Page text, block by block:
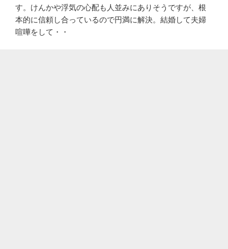
す。けんかや浮気の心配も人並みにありそうですが、根
本的に信頼し合っているので円満に解決。結婚して夫婦
喧嘩をして・・